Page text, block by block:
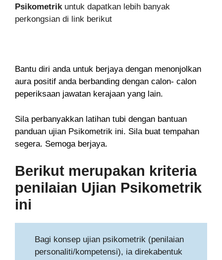
Psikometrikuntuk dapatkan lebih banyak
perkongsian di link berikut
Bantu diri anda untuk berjaya dengan menonjolkan
aura positif anda berbanding dengan calon- calon
peperiksaan jawatan kerajaan yang lain.
Sila perbanyakkan latihan tubi dengan bantuan
panduan ujian Psikometrik ini. Sila buat tempahan
segera. Semoga berjaya.
Berikut merupakan kriteria
penilaian Ujian Psikometrik
ini
Bagi konsep ujian psikometrik (penilaian
personaliti/kompetensi), ia direkabentuk